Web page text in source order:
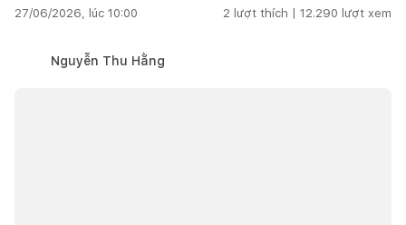
27/06/2026, lúc 10:00 2 lượt thích | 12.290 lượt xem
Nguyễn Thu Hằng